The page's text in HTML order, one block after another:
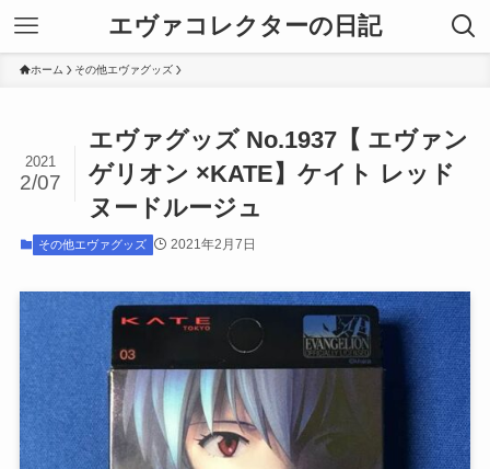
エヴァコレクターの日記
ホーム その他エヴァグッズ
エヴァグッズ No.1937【 エヴァン
ゲリオン ×KATE】ケイト レッド
ヌードルージュ
2021
2/07
その他エヴァグッズ 2021年2月7日